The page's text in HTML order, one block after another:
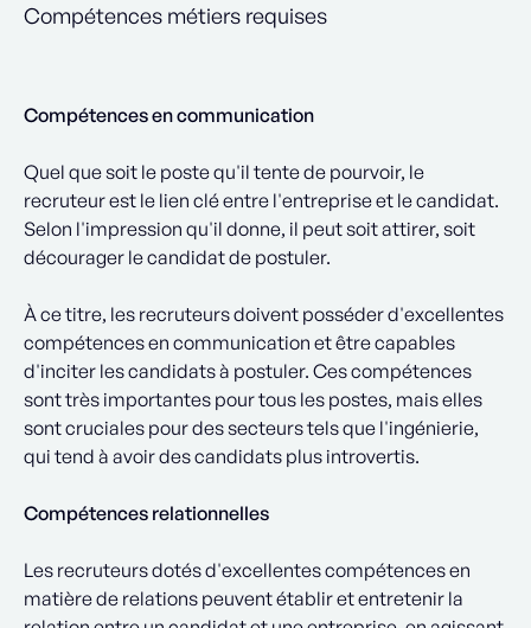
Compétences métiers requises
Compétences en communication
Quel que soit le poste qu'il tente de pourvoir, le
recruteur est le lien clé entre l'entreprise et le candidat.
Selon l'impression qu'il donne, il peut soit attirer, soit
décourager le candidat de postuler.
À ce titre, les recruteurs doivent posséder d'excellentes
compétences en communication et être capables
d'inciter les candidats à postuler. Ces compétences
sont très importantes pour tous les postes, mais elles
sont cruciales pour des secteurs tels que l'ingénierie,
qui tend à avoir des candidats plus introvertis.
Compétences relationnelles
Les recruteurs dotés d'excellentes compétences en
matière de relations peuvent établir et entretenir la